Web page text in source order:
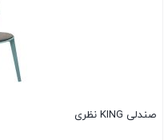
صندلی KING نظری